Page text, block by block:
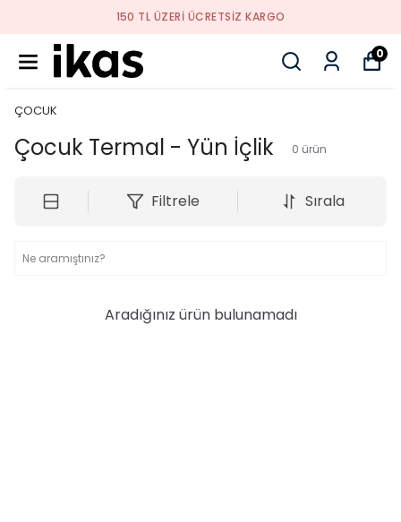
150 TL ÜZERI ÜCRETSIZ KARGO
0
ÇOCUK
Çocuk Termal - Yün İçlik 0 ürün
Filtrele Sırala
Aradığınız ürün bulunamadı